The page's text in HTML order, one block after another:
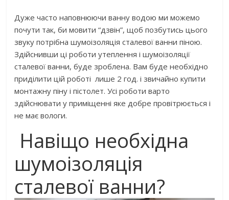
Дуже часто наповнюючи ванну водою ми можемо
почути так, би мовити “дзвін”, щоб позбутись цього
звуку потрібна шумоізоляція сталевої ванни піною.
Здійснивши ці роботи утеплення і шумоізоляції
сталевої ванни, буде зроблена. Вам буде необхідно
приділити цій роботі лише 2 год. і звичайно купити
монтажну піну і пістолет. Усі роботи варто
здійснювати у приміщенні яке добре провітрюється і
не має вологи.
Навіщо необхідна
шумоізоляція
сталевої ванни?